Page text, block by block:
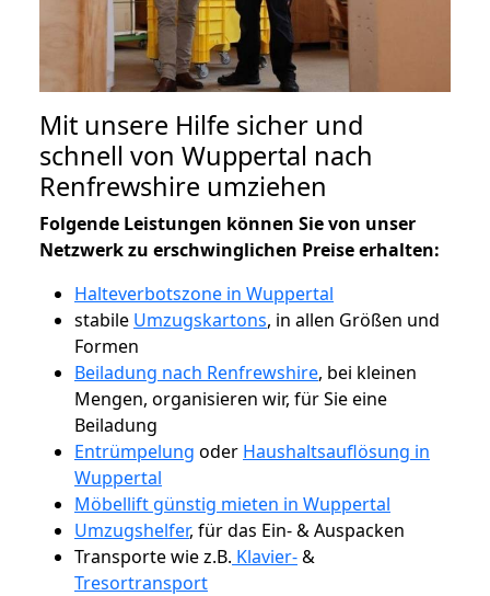
Mit unsere Hilfe sicher und
schnell von Wuppertal nach
Renfrewshire umziehen
Folgende Leistungen können Sie von unser
Netzwerk zu erschwinglichen Preise erhalten:
Halteverbotszone in Wuppertal
stabile Umzugskartons, in allen Größen und
Formen
Beiladung nach Renfrewshire, bei kleinen
Mengen, organisieren wir, für Sie eine
Beiladung
Entrümpelung oder Haushaltsauflösung in
Wuppertal
Möbellift günstig mieten in Wuppertal
Umzugshelfer, für das Ein- & Auspacken
Transporte wie z.B. Klavier-&
Tresortransport